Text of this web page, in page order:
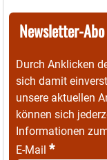
Newsletter-Abo
Durch Anklicken
sich damit
unsere aktuellen
können sich
Informationen
E-Mail *